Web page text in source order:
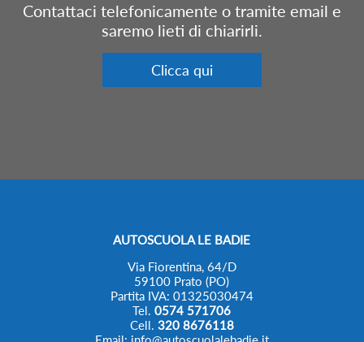
Contattaci telefonicamente o tramite email e
saremo lieti di chiarirli.
Clicca qui
AUTOSCUOLA LE BADIE
Via Fiorentina, 64/D
59100 Prato (PO)
Partita IVA: 01325030474
Tel.0574 571706
Cell. 320 8676118